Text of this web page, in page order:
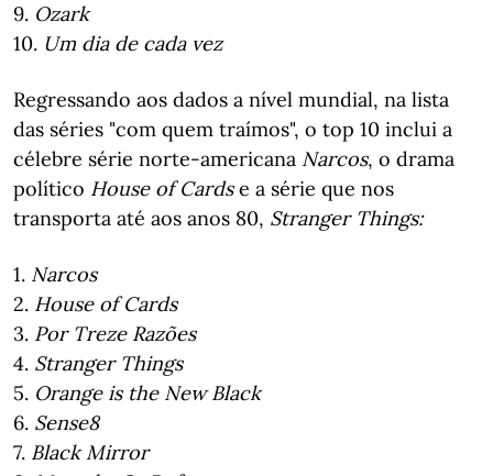
9. Ozark
10. Um dia de cada vez
Regressando aos dados a nível mundial, na lista
das séries "com quem traímos", o top 10 inclui a
célebre série norte-americana Narcos, o drama
político House of Cardse a série que nos
transporta até aos anos 80, Stranger Things:
1. Narcos
2. House of Cards
3. Por Treze Razões
4. Stranger Things
5. Orange is the New Black
6. Sense8
7. Black Mirror